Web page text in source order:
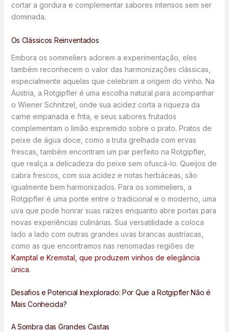
cortar a gordura e complementar sabores intensos sem ser
dominada.
Os Clássicos Reinventados
Embora os sommeliers adorem a experimentação, eles
também reconhecem o valor das harmonizações clássicas,
especialmente aquelas que celebram a origem do vinho. Na
Áustria, a Rotgipfler é uma escolha natural para acompanhar
o Wiener Schnitzel, onde sua acidez corta a riqueza da
carne empanada e frita, e seus sabores frutados
complementam o limão espremido sobre o prato. Pratos de
peixe de água doce, como a truta grelhada com ervas
frescas, também encontram um par perfeito na Rotgipfler,
que realça a delicadeza do peixe sem ofuscá-lo. Queijos de
cabra frescos, com sua acidez e notas herbáceas, são
igualmente bem harmonizados. Para os sommeliers, a
Rotgipfler é uma ponte entre o tradicional e o moderno, uma
uva que pode honrar suas raízes enquanto abre portas para
novas experiências culinárias. Sua versatilidade a coloca
lado a lado com outras grandes uvas brancas austríacas,
como as que encontramos nas renomadas regiões de
Kamptal e Kremstal, que produzem vinhos de elegância
única.
Desafios e Potencial Inexplorado: Por Que a Rotgipfler Não é
Mais Conhecida?
A Sombra das Grandes Castas